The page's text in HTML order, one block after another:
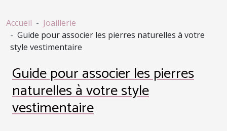
Accueil
Joaillerie
Guide pour associer les pierres naturelles à votre
style vestimentaire
Guide pour associer les pierres
naturelles à votre style
vestimentaire